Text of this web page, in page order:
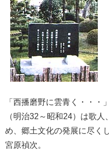
「西播磨野に雲青く・・・
（明治32～昭和24）は歌
め、郷土文化の発展に尽く
宮原禎次。